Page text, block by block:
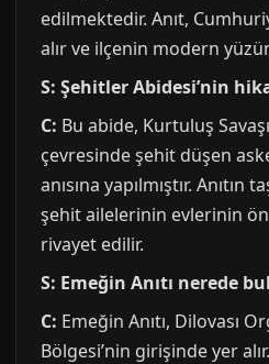
edilmektedir. Anıt,
alır ve ilçenin modern
S: Şehitler Abidesi’nin
C: Bu abide, Kurtuluş
çevresinde şehit düşen
anısına yapılmıştır. Anıtın
şehit ailelerinin evlerinin
rivayet edilir.
S: Emeğin Anıtı nerede
C: Emeğin Anıtı, Dilovası
Bölgesi’nin girişinde yer